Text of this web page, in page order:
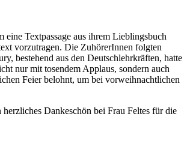
Textpassage aus ihrem Lieblingsbuch
vorzutragen. Die ZuhörerInnen folgten
bestehend aus den Deutschlehrkräften, hatte
nur mit tosendem Applaus, sondern auch
Feier belohnt, um bei vorweihnachtlichen
Dankeschön bei Frau Feltes für die